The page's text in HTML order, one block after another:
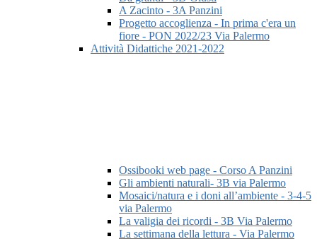
A Zacinto - 3A Panzini
Progetto accoglienza - In prima c'era un
fiore - PON 2022/23 Via Palermo
Attività Didattiche 2021-2022
Ossibooki web page - Corso A Panzini
Gli ambienti naturali- 3B via Palermo
Mosaici/natura e i doni all’ambiente - 3-4-5
via Palermo
La valigia dei ricordi - 3B Via Palermo
La settimana della lettura - Via Palermo